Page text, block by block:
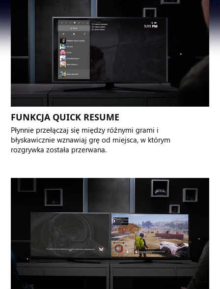
FUNKCJA QUICK RESUME
Płynnie przełączaj się między różnymi grami i
błyskawicznie wznawiaj grę od miejsca, w którym
rozgrywka została przerwana.